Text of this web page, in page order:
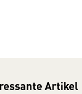
Artikel